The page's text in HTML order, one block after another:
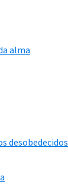
alma
desobedecidos